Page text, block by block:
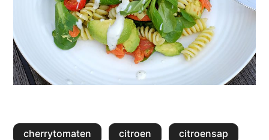
cherrytomaten citroen citroensap